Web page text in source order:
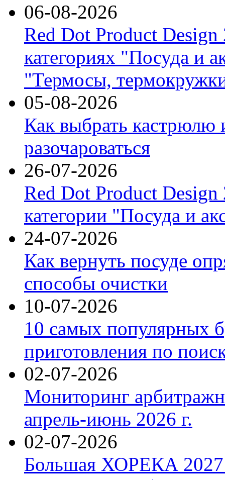
06-08-2026
Red Dot Product Design
категориях "Посуда и
"Термосы,
05-08-2026
Как выбрать кастрюлю
разочароваться
26-07-2026
Red Dot Product Design
категории "Посуда и
24-07-2026
Как вернуть посуде
способы очистки
10-07-2026
10 самых популярных
приготовления по
02-07-2026
Мониторинг
апрель-июнь 2026 г.
02-07-2026
Большая ХОРЕКА 2027: